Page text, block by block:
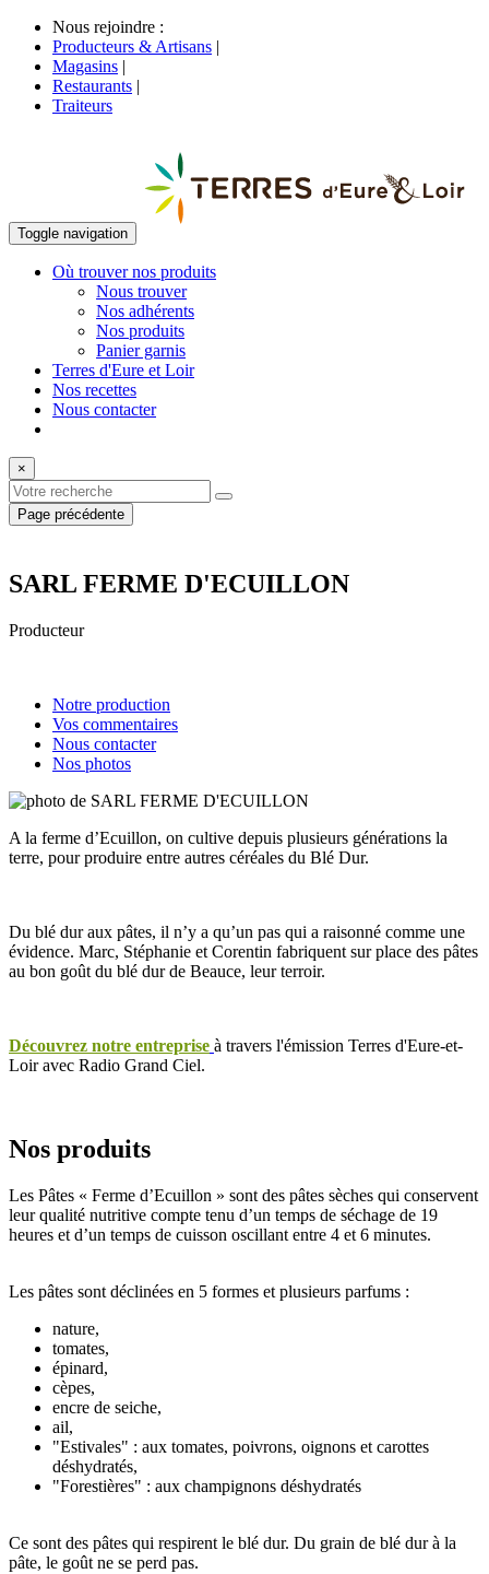
Nous rejoindre :
Producteurs & Artisans |
Magasins |
Restaurants |
Traiteurs
Toggle navigation
Où trouver nos produits
Nous trouver
Nos adhérents
Nos produits
Panier garnis
Terres d'Eure et Loir
Nos recettes
Nous contacter
×
Page précédente
SARL FERME D'ECUILLON
Producteur
Notre production
Vos commentaires
Nous contacter
Nos photos
A la ferme d’Ecuillon, on cultive depuis plusieurs générations la
terre, pour produire entre autres céréales du Blé Dur.
Du blé dur aux pâtes, il n’y a qu’un pas qui a raisonné comme une
évidence. Marc, Stéphanie et Corentin fabriquent sur place des pâtes
au bon goût du blé dur de Beauce, leur terroir.
Découvrez notre entreprise à travers l'émission Terres d'Eure-et-
Loir avec Radio Grand Ciel.
Nos produits
Les Pâtes « Ferme d’Ecuillon » sont des pâtes sèches qui conservent
leur qualité nutritive compte tenu d’un temps de séchage de 19
heures et d’un temps de cuisson oscillant entre 4 et 6 minutes.
Les pâtes sont déclinées en 5 formes et plusieurs parfums :
nature,
tomates,
épinard,
cèpes,
encre de seiche,
ail,
"Estivales" : aux tomates, poivrons, oignons et carottes
déshydratés,
"Forestières" : aux champignons déshydratés
Ce sont des pâtes qui respirent le blé dur. Du grain de blé dur à la
pâte, le goût ne se perd pas.